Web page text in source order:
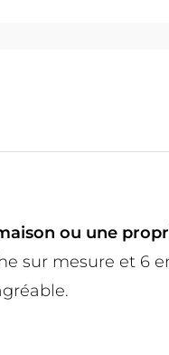
ou une
sur mesure et 6